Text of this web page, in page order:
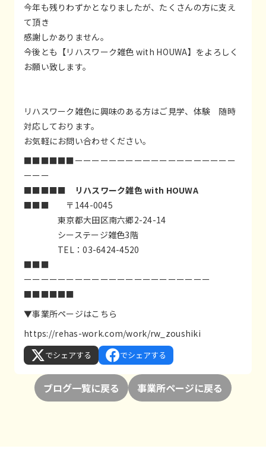
今年も残りわずかとなりましたが、たくさんの方に支え
て頂き
感謝しかありません。
今後とも【リハスワーク雑色 with HOUWA】をよろしく
お願い致します。
リハスワーク雑色に興味のある方はご見学、体験 随時
対応しております。
お気軽にお問い合わせください。
■■■■■■ーーーーーーーーーーーーーーーーーーー
ーーー
■■■■■
リハスワーク雑色 with HOUWA
■■■ 〒144-0045
東京都大田区南六郷2-24-14
シーステージ雑色3階
TEL：03-6424-4520
■■■
ーーーーーーーーーーーーーーーーーーーーーー
■■■■■■
▼事業所ページはこちら
https://rehas-work.com/work/rw_zoushiki
でシェアする でシェアする
ブログ一覧に戻る 事業所ページに戻る